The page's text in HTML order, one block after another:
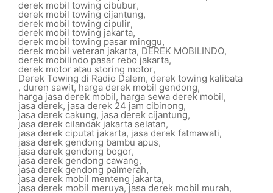
derek mobil towing cibubur,
derek mobil towing cijantung,
derek mobil towing cipulir,
derek mobil towing jakarta,
derek mobil towing pasar minggu,
derek mobil veteran jakarta, DEREK MOBILINDO,
derek mobilindo pasar rebo jakarta,
derek motor atau storing motor,
Derek Towing di Radio Dalem, derek towing kalibata
, duren sawit,harga derek mobil gendong,
harga jasa derek mobil, harga sewa derek mobil,
jasa derek, jasa derek 24 jam cibinong,
jasa derek cakung, jasa derek cijantung,
jasa derek cilandak jakarta selatan,
jasa derek ciputat jakarta, jasa derek fatmawati,
jasa derek gendong bambu apus,
jasa derek gendong bogor,
jasa derek gendong cawang,
jasa derek gendong palmerah,
jasa derek mobil menteng jakarta,
jasa derek mobil meruya,jasa derek mobil murah,